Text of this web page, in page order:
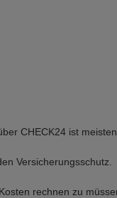
CHECK24 ist
Versicherungsschutz.
rechnen zu